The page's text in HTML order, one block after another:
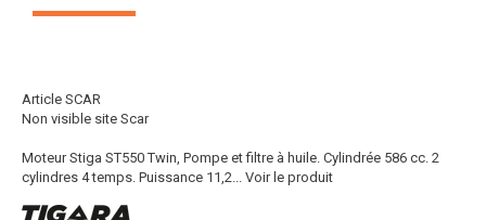
Article SCAR
Non visible site Scar
Moteur Stiga ST550 Twin, Pompe et filtre à huile. Cylindrée 586 cc. 2
cylindres 4 temps. Puissance 11,2... Voir le produit